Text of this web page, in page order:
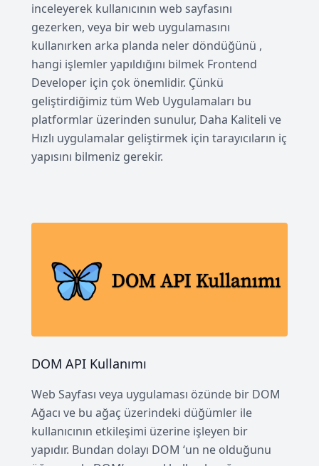
inceleyerek kullanıcının web sayfasını
gezerken, veya bir web uygulamasını
kullanırken arka planda neler döndüğünü ,
hangi işlemler yapıldığını bilmek Frontend
Developer için çok önemlidir. Çünkü
geliştirdiğimiz tüm Web Uygulamaları bu
platformlar üzerinden sunulur, Daha Kaliteli ve
Hızlı uygulamalar geliştirmek için tarayıcıların iç
yapısını bilmeniz gerekir.
DOM API Kullanımı
Web Sayfası veya uygulaması özünde bir DOM
Ağacı ve bu ağaç üzerindeki düğümler ile
kullanıcının etkileşimi üzerine işleyen bir
yapıdır. Bundan dolayı DOM ‘un ne olduğunu